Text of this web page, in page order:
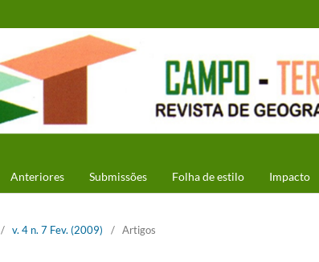
Anteriores Submissões Folha de estilo Impacto
/ v. 4 n. 7 Fev. (2009) / Artigos